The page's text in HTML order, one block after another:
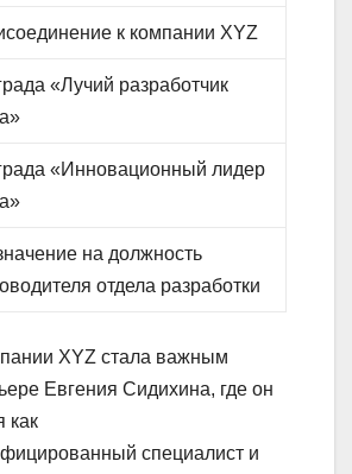
к компании XYZ
«Лучий разработчик
«Инновационный лидер
на должность
отдела разработки
XYZ стала важным
Евгения Сидихина, где он
как
специалист и